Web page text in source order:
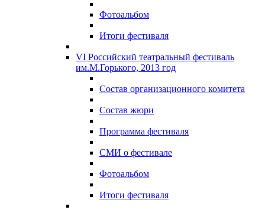
Фотоальбом
Итоги фестиваля
VI Российский театральный фестиваль
им.М.Горького, 2013 год
Состав организационного комитета
Состав жюри
Программа фестиваля
СМИ о фестивале
Фотоальбом
Итоги фестиваля